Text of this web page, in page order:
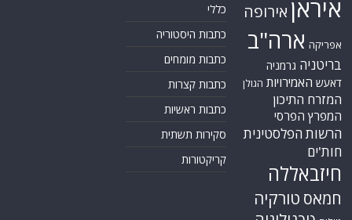
או"ם אוקראינה
איראןאירופה
אפריקה ארה"ב
בריטניה גרמניה
דאעש האמירויות
המזרח התיכון
המפרץ הפרסי
הרשות הפלסטינית
חות'ים
חיזבאללה
חדשות מהעולם
כללי
כתבות היסטוריה
כתבות מומחים
כתבות קצרות
כתבות ראשיות
סקירות תשתית